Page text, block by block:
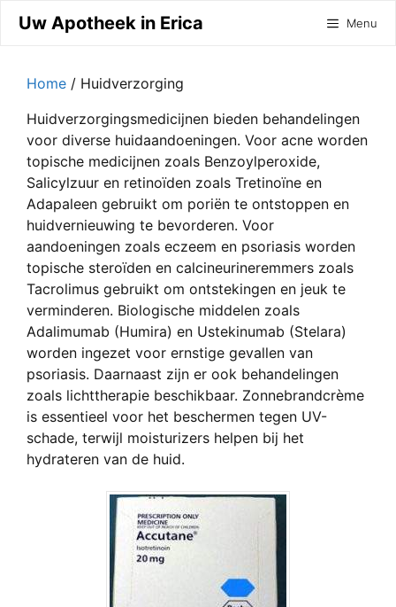
naar
inhoud
Uw Apotheek in Erica Menu
Home / Huidverzorging
Huidverzorgingsmedicijnen bieden behandelingen
voor diverse huidaandoeningen. Voor acne worden
topische medicijnen zoals Benzoylperoxide,
Salicylzuur en retinoïden zoals Tretinoïne en
Adapaleen gebruikt om poriën te ontstoppen en
huidvernieuwing te bevorderen. Voor
aandoeningen zoals eczeem en psoriasis worden
topische steroïden en calcineurineremmers zoals
Tacrolimus gebruikt om ontstekingen en jeuk te
verminderen. Biologische middelen zoals
Adalimumab (Humira) en Ustekinumab (Stelara)
worden ingezet voor ernstige gevallen van
psoriasis. Daarnaast zijn er ook behandelingen
zoals lichttherapie beschikbaar. Zonnebrandcrème
is essentieel voor het beschermen tegen UV-
schade, terwijl moisturizers helpen bij het
hydrateren van de huid.